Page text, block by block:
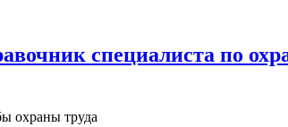
специалиста по
охраны труда